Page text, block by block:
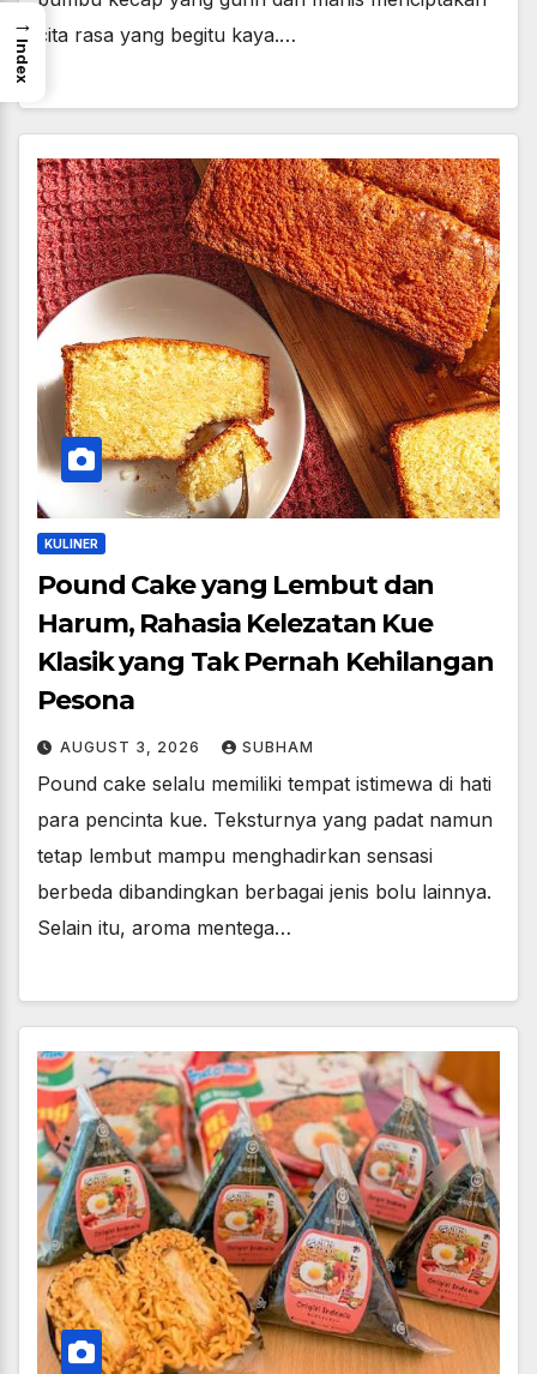
cita rasa yang begitu kaya.…
KULINER
Pound Cake yang Lembut dan
Harum, Rahasia Kelezatan Kue
Klasik yang Tak Pernah Kehilangan
Pesona
AUGUST 3, 2026 SUBHAM
Pound cake selalu memiliki tempat istimewa di hati
para pencinta kue. Teksturnya yang padat namun
tetap lembut mampu menghadirkan sensasi
berbeda dibandingkan berbagai jenis bolu lainnya.
Selain itu, aroma mentega…
→
Index